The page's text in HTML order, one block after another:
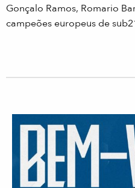
Gonçalo Ramos, Romario
campeões europeus de